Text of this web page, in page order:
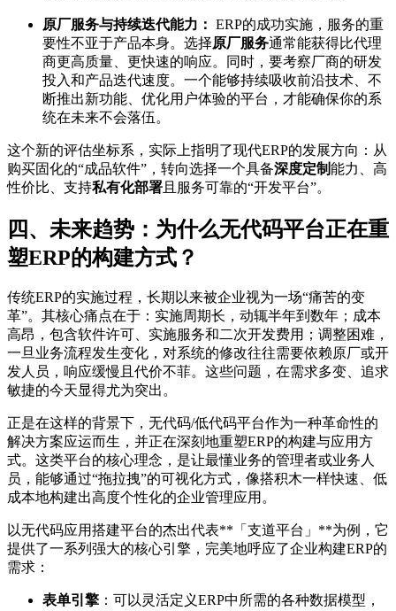
原厂服务与持续迭代能力： ERP的成功实施，服务的重
要性不亚于产品本身。选择原厂服务通常能获得比代理
商更高质量、更快速的响应。同时，要考察厂商的研发
投入和产品迭代速度。一个能够持续吸收前沿技术、不
断推出新功能、优化用户体验的平台，才能确保你的系
统在未来不会落伍。
这个新的评估坐标系，实际上指明了现代ERP的发展方向：从
购买固化的“成品软件”，转向选择一个具备深度定制能力、高
性价比、支持私有化部署 且服务可靠的“开发平台”。
四、未来趋势：为什么无代码平台正在重
塑ERP的构建方式？
传统ERP的实施过程，长期以来被企业视为一场“痛苦的变
革”。其核心痛点在于：实施周期长，动辄半年到数年；成本
高昂，包含软件许可、实施服务和二次开发费用；调整困难，
一旦业务流程发生变化，对系统的修改往往需要依赖原厂或开
发人员，响应缓慢且代价不菲。这些问题，在需求多变、追求
敏捷的今天显得尤为突出。
正是在这样的背景下，无代码/低代码平台作为一种革命性的
解决方案应运而生，并正在深刻地重塑ERP的构建与应用方
式。这类平台的核心理念，是让最懂业务的管理者或业务人
员，能够通过“拖拉拽”的可视化方式，像搭积木一样快速、低
成本地构建出高度个性化的企业管理应用。
以无代码应用搭建平台的杰出代表**「支道平台」**为例，它
提供了一系列强大的核心引擎，完美地呼应了企业构建ERP的
需求：
表单引擎 ：可以灵活定义ERP中所需的各种数据模型，